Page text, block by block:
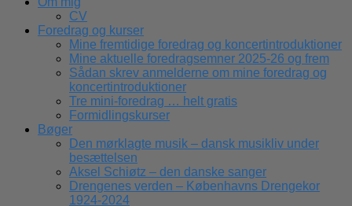
CV
Foredrag og kurser
Mine fremtidige foredrag og koncertintroduktioner
Mine aktuelle foredragsemner 2025-26 og frem
Sådan skrev anmelderne om mine foredrag og
koncertintroduktioner
Tre mini-foredrag … helt gratis
Formidlingskurser
Bøger
Den mørklagte musik – dansk musikliv under
besættelsen
Aksel Schiøtz – den danske sanger
Drengenes verden – Københavns Drengekor
1924-2024